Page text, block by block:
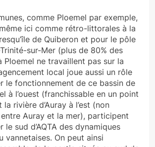
comme Ploemel par exemple,
ici comme rétro-littorales à la
de Quiberon et pour le pôle
sur-Mer (plus de 80% des
Ploemel ne travaillent pas sur la
local joue aussi un rôle
le fonctionnement de ce bassin de
à l’ouest (franchissable en un point
rivière d’Auray à l’est (non
Auray et la mer), participent
le sud d’AQTA des dynamiques
vannetaises. On peut ainsi